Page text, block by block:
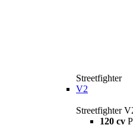
Streetfighter
V2
Streetfighter
120 cv